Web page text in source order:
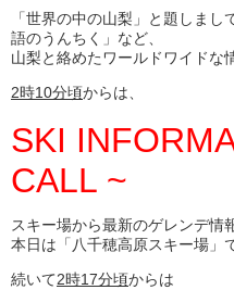
「世界の中の山梨」と題しま
語のうんちく」など、
山梨と絡めたワールドワイドな
2時10分頃からは、
SKI
CALL ~
スキー場から最新のゲレンデ情
本日は「八千穂高原スキー場」
続いて2時17分頃からは